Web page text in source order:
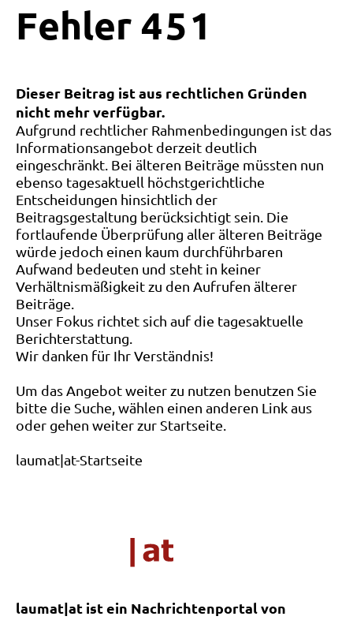
Fehler 4 5 1
Dieser Beitrag ist aus rechtlichen Gründen
nicht mehr verfügbar.
Aufgrund rechtlicher Rahmenbedingungen ist das
Informationsangebot derzeit deutlich
eingeschränkt. Bei älteren Beiträge müssten nun
ebenso tagesaktuell höchstgerichtliche
Entscheidungen hinsichtlich der
Beitragsgestaltung berücksichtigt sein. Die
fortlaufende Überprüfung aller älteren Beiträge
würde jedoch einen kaum durchführbaren
Aufwand bedeuten und steht in keiner
Verhältnismäßigkeit zu den Aufrufen älterer
Beiträge.
Unser Fokus richtet sich auf die tagesaktuelle
Berichterstattung.
Wir danken für Ihr Verständnis!
Um das Angebot weiter zu nutzen benutzen Sie
bitte die Suche, wählen einen anderen Link aus
oder gehen weiter zur Startseite.
laumat|at-Startseite
laumat|at ist ein Nachrichtenportal von